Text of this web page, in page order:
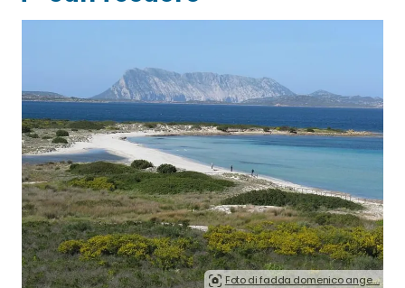
Foto di fadda domenico ange….